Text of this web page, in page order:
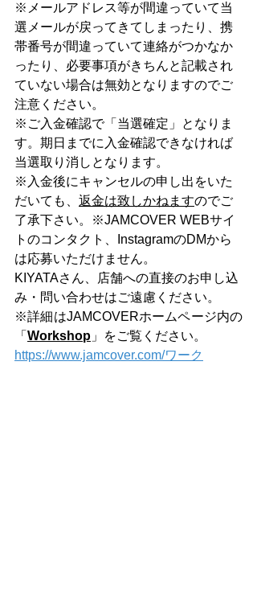
※メールアドレス等が間違っていて当
選メールが戻ってきてしまったり、携
帯番号が間違っていて連絡がつかなか
ったり、必要事項がきちんと記載され
ていない場合は無効となりますのでご
注意ください。
※ご入金確認で「当選確定」となりま
す。期日までに入金確認できなければ
当選取り消しとなります。
※入金後にキャンセルの申し出をいた
だいても、 返金は致しかねますのでご
了承下さい。※JAMCOVER WEBサイ
トのコンタクト、InstagramのDMから
は応募いただけません。
KIYATAさん、店舗への直接のお申し込
み・問い合わせはご遠慮ください。
※詳細はJAMCOVERホームページ内の
「 Workshop 」をご覧ください。
https://www.jamcover.com/ワーク